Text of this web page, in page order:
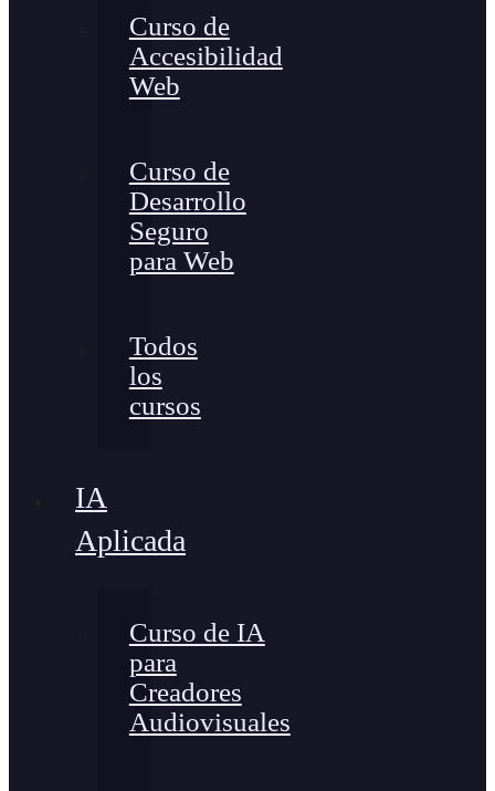
Curso de
Accesibilidad
Web
Curso de
Desarrollo
Seguro
para Web
Todos
los
cursos
IA
Aplicada
Curso de IA
para
Creadores
Audiovisuales